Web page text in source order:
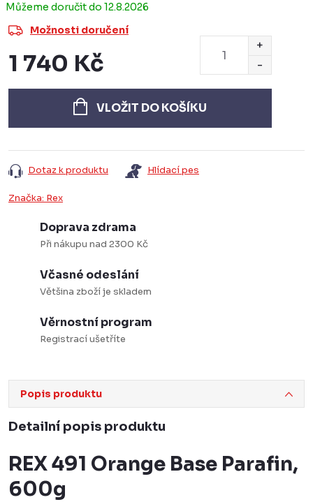
12.8.2026
Možnosti doručení
1 740 Kč
cena:
VLOŽIT DO KOŠÍKU
Dotaz k produktu Hlídací pes
Značka: Rex
Doprava zdrama
Při nákupu nad 2300 Kč
Včasné odeslání
Většina zboží je skladem
Věrnostní program
Registrací ušetříte
Popis produktu
Detailní popis produktu
REX 491 Orange Base Parafin,
600g